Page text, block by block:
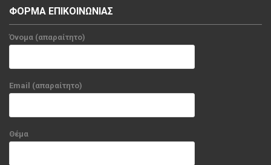
ΦΟΡΜΑ ΕΠΙΚΟΙΝΩΝΙΑΣ
Όνομα (απαραίτητο)
Email (απαραίτητο)
Θέμα